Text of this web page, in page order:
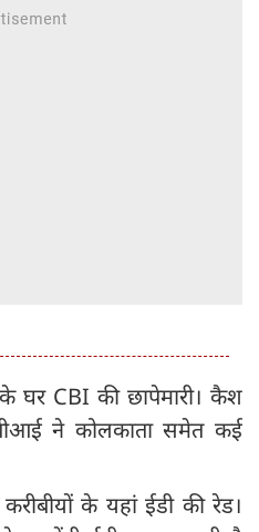
घर CBI की छापेमारी। कैश
ने कोलकाता समेत कई
के यहां ईडी की रेड।